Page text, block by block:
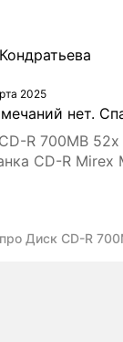
2025
нет.
R 700MB 52x
CD-R Mirex
Диск CD-R